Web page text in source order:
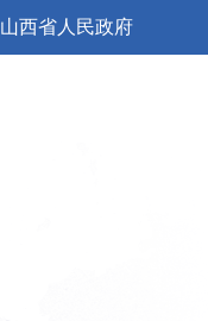
山西省人民政府